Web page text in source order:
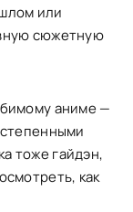
или
сюжетную
аниме —
тоже гайдэн,
как